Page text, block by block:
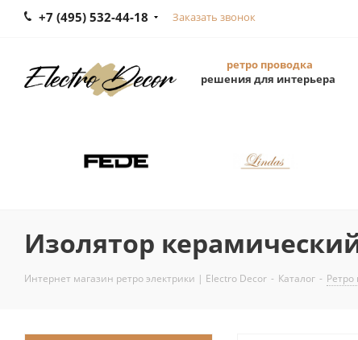
+7 (495) 532-44-18 Заказать звонок
ретро проводка
решения для интерьера
Изолятор
Интернет магазин ретро электрики | Electro Decor - Каталог - Ретро